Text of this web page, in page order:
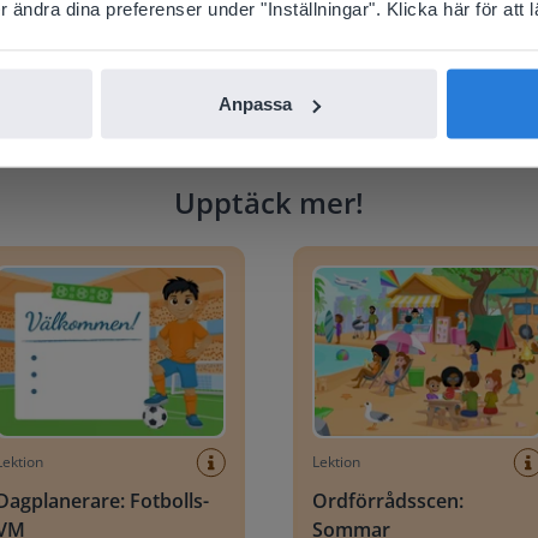
ändra dina preferenser under "Inställningar". Klicka här för att
Anpassa
Upptäck mer!
Fotbolls-
Lektion
Ordförrådsscen:
Sommar